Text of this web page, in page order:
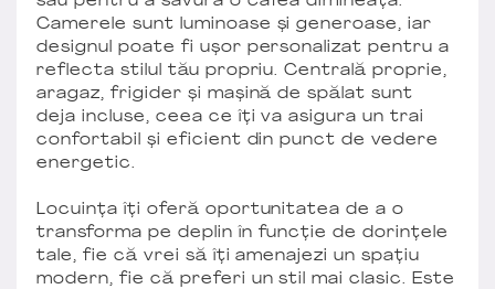
Camerele sunt luminoase și generoase, iar
designul poate fi ușor personalizat pentru a
reflecta stilul tău propriu. Centrală proprie,
aragaz, frigider și mașină de spălat sunt
deja incluse, ceea ce îți va asigura un trai
confortabil și eficient din punct de vedere
energetic.
Locuința îți oferă oportunitatea de a o
transforma pe deplin în funcție de dorințele
tale, fie că vrei să îți amenajezi un spațiu
modern, fie că preferi un stil mai clasic. Este